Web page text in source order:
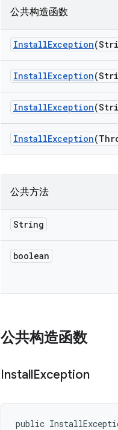
公共构造函数
InstallException
InstallException
InstallException
InstallException
公共方法
String
boolean
公共构造函数
InstallException
public